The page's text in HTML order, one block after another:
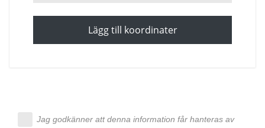
Lägg till koordinater
Jag godkänner att denna information får hanteras av